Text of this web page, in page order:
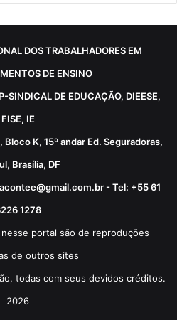
DOS TRABALHADORES EM
DE ENSINO
SINDICAL DE EDUCAÇÃO, DIEESE,
FISE, IE
Bloco K, 15º andar Ed. Seguradoras,
Brasília, DF
- Tel: +55 61
1278
portal são de reproduções
de outros sites
todas com seus devidos créditos.
2026